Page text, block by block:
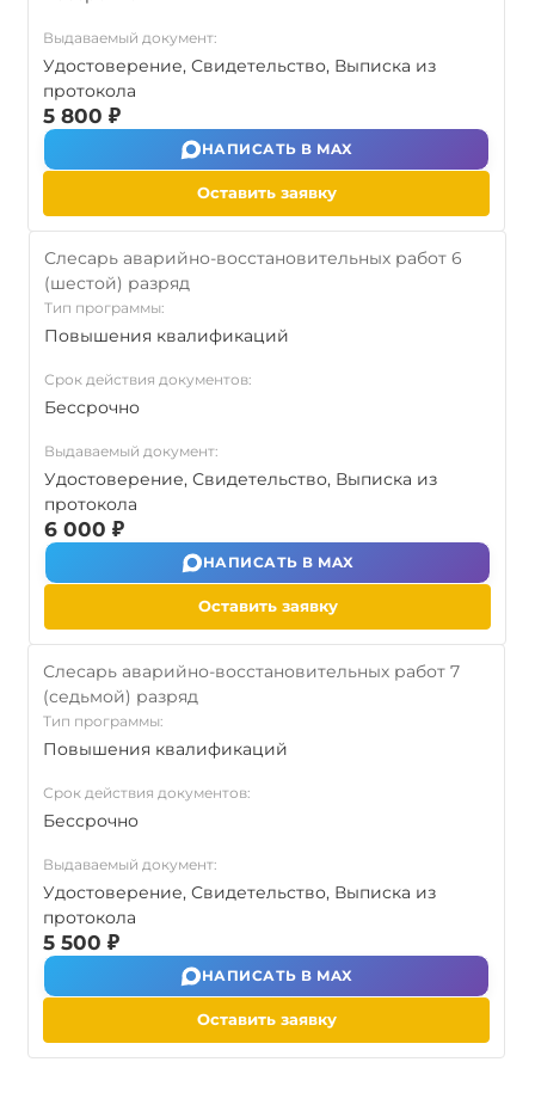
Выдаваемый документ:
Удостоверение, Свидетельство, Выписка из
протокола
5 800 ₽
НАПИСАТЬ В MAX
Оставить заявку
Слесарь аварийно-восстановительных работ 6
(шестой) разряд
Тип программы:
Повышения квалификаций
Срок действия документов:
Бессрочно
Выдаваемый документ:
Удостоверение, Свидетельство, Выписка из
протокола
6 000 ₽
НАПИСАТЬ В MAX
Оставить заявку
Слесарь аварийно-восстановительных работ 7
(седьмой) разряд
Тип программы:
Повышения квалификаций
Срок действия документов:
Бессрочно
Выдаваемый документ:
Удостоверение, Свидетельство, Выписка из
протокола
5 500 ₽
НАПИСАТЬ В MAX
Оставить заявку